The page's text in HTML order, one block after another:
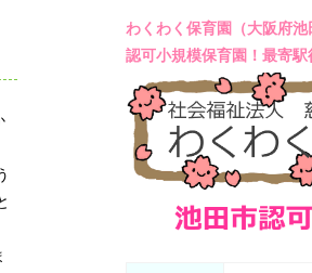
わくわく保育園（大阪府
認可小規模保育園！最寄駅